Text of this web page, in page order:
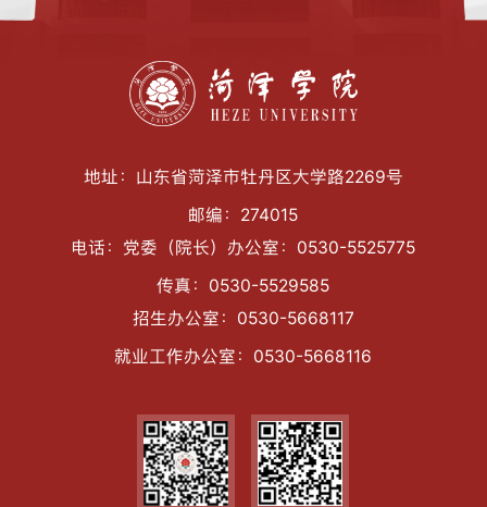
地址：山东省菏泽市牡丹区大学路2269号
邮编：274015
电话：党委（院长）办公室：0530-5525775
传真：0530-5529585
招生办公室：0530-5668117
就业工作办公室：0530-5668116